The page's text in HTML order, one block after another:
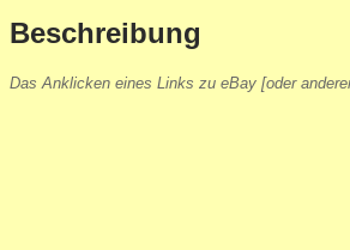
Beschreibung
Das Anklicken eines Links zu eBay [oder